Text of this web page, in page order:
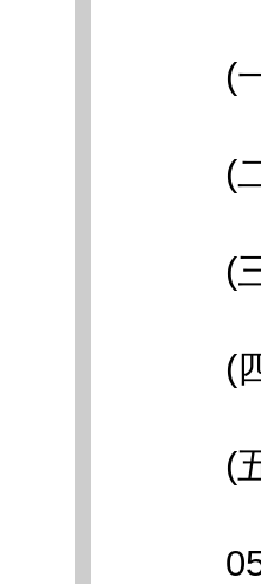
(一)
(二)
(三)
(四)
(五)
05